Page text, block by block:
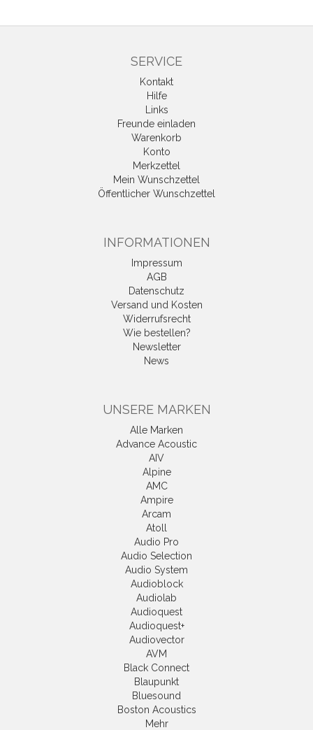
SERVICE
Kontakt
Hilfe
Links
Freunde einladen
Warenkorb
Konto
Merkzettel
Mein Wunschzettel
Öffentlicher Wunschzettel
INFORMATIONEN
Impressum
AGB
Datenschutz
Versand und Kosten
Widerrufsrecht
Wie bestellen?
Newsletter
News
UNSERE MARKEN
Alle Marken
Advance Acoustic
AIV
Alpine
AMC
Ampire
Arcam
Atoll
Audio Pro
Audio Selection
Audio System
Audioblock
Audiolab
Audioquest
Audioquest+
Audiovector
AVM
Black Connect
Blaupunkt
Bluesound
Boston Acoustics
Mehr